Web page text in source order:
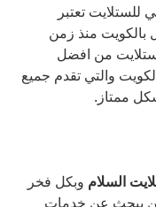
للستلايت تعتبر
بالكويت منذ زمن
من افضل
والتي تقدم جميع
ممتاز.
السلام وبكل فخر
1 لكل من يبحث عن خدمات